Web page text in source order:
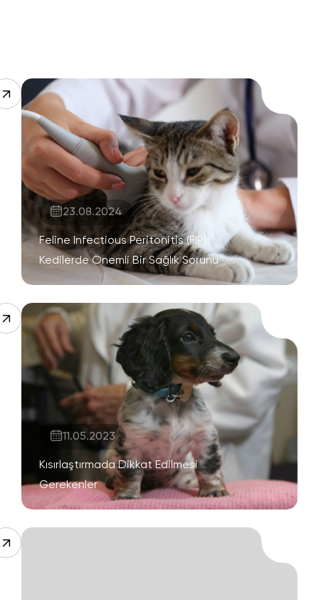
23.08.2024
Feline Infectious Peritonitis (FIP):
Kedilerde Önemli Bir Sağlık Sorunu
11.05.2023
Kısırlaştırmada Dikkat Edilmesi
Gerekenler